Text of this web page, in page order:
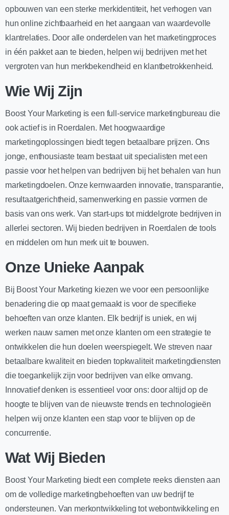
opbouwen van een sterke merkidentiteit, het verhogen van
hun online zichtbaarheid en het aangaan van waardevolle
klantrelaties. Door alle onderdelen van het marketingproces
in één pakket aan te bieden, helpen wij bedrijven met het
vergroten van hun merkbekendheid en klantbetrokkenheid.
Wie Wij Zijn
Boost Your Marketing is een full-service marketingbureau die
ook actief is in Roerdalen. Met hoogwaardige
marketingoplossingen biedt tegen betaalbare prijzen. Ons
jonge, enthousiaste team bestaat uit specialisten met een
passie voor het helpen van bedrijven bij het behalen van hun
marketingdoelen. Onze kernwaarden innovatie, transparantie,
resultaatgerichtheid, samenwerking en passie vormen de
basis van ons werk. Van start-ups tot middelgrote bedrijven in
allerlei sectoren. Wij bieden bedrijven in Roerdalen de tools
en middelen om hun merk uit te bouwen.
Onze Unieke Aanpak
Bij Boost Your Marketing kiezen we voor een persoonlijke
benadering die op maat gemaakt is voor de specifieke
behoeften van onze klanten. Elk bedrijf is uniek, en wij
werken nauw samen met onze klanten om een strategie te
ontwikkelen die hun doelen weerspiegelt. We streven naar
betaalbare kwaliteit en bieden topkwaliteit marketingdiensten
die toegankelijk zijn voor bedrijven van elke omvang.
Innovatief denken is essentieel voor ons: door altijd op de
hoogte te blijven van de nieuwste trends en technologieën
helpen wij onze klanten een stap voor te blijven op de
concurrentie.
Wat Wij Bieden
Boost Your Marketing biedt een complete reeks diensten aan
om de volledige marketingbehoeften van uw bedrijf te
ondersteunen. Van merkontwikkeling tot webontwikkeling en